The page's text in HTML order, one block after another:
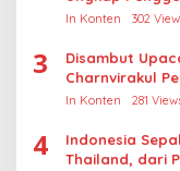
Crypto
In Konten 302
3
Disambut
Charnvirakul
In Konten 281
4
Indonesia
Thailand, dari